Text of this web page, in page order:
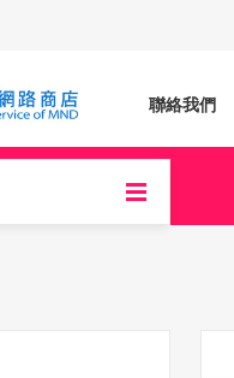
聯絡我們